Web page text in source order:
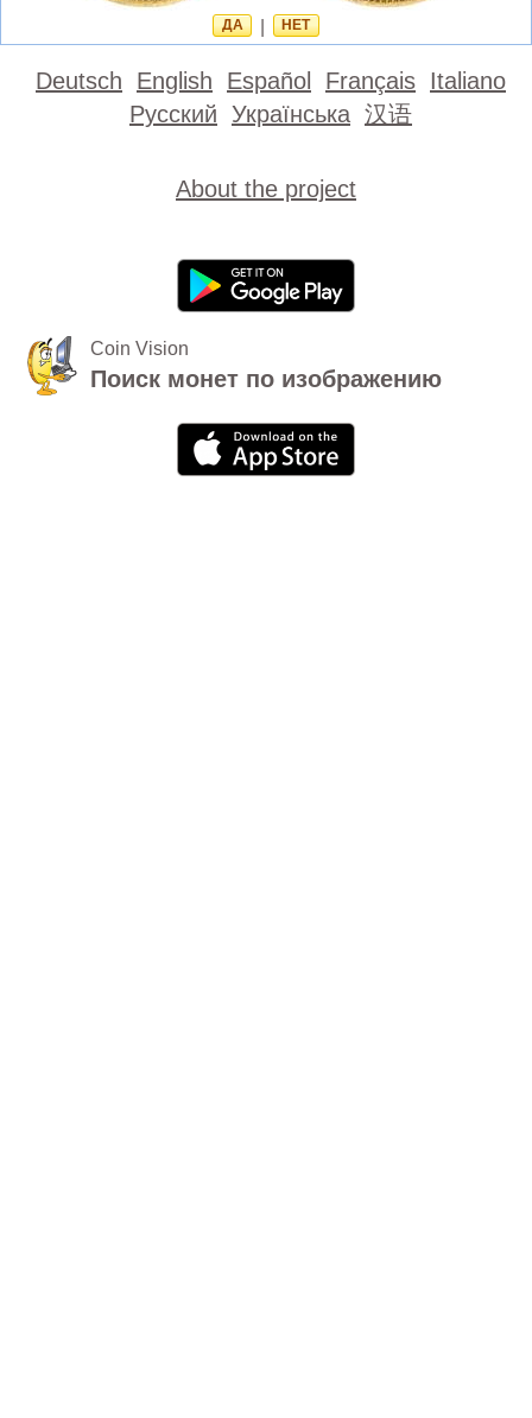
ДА НЕТ
Deutsch English Español Français Italiano
Русский Українська 汉语
About the project
Coin Vision
Поиск монет по изображению